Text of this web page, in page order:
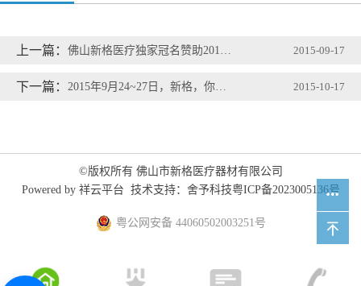
上一篇： 佛山新格医疗独家冠名赞助2015年康强网中秋博饼活动 2015-09-17
下一篇： 2015年9月24~27日，新格，你都在哪？ 2015-10-17
©版权所有 佛山市新格医疗器材有限公司
Powered by 祥云平台 技术支持： 舍予科技粤ICP备2023005136号
粤公网安备 44060502003251号